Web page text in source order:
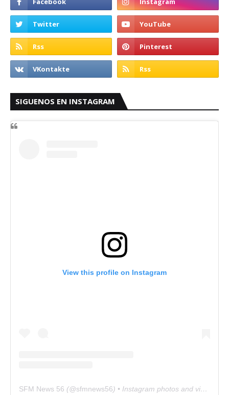
SIGUENOS EN INSTAGRAM
View this profile on Instagram
SFM News 56 (@sfmnews56) • Instagram photos and videos